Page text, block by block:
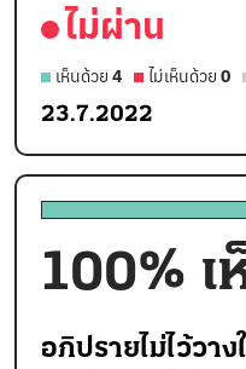
ไม่ผ่าน
เห็นด้วย 4 ไม่เห็นด้วย 0
23.7.2022
100%
อภิปรายไม่ไว้วา